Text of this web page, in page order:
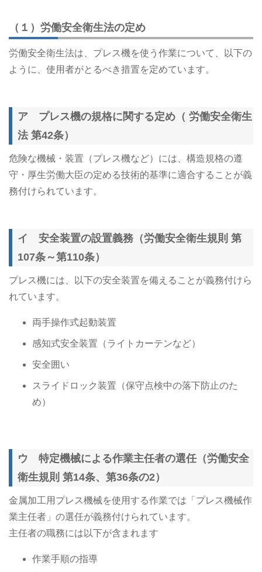
（１）労働安全衛生法の定め
労働安全衛生法は、プレス機を使う作業について、以下の
ように、使用者がとるべき措置を定めています。
ア プレス機の規格に関する定め（ 労働安全衛生
法 第42条）
危険な機械・装置（プレス機など）には、構造規格の遵
守・厚生労働大臣の定める技術的基準に適合することが義
務付けられています。
イ 安全装置の設置義務（労働安全衛生規則 第
107条～第110条）
プレス機には、以下の安全装置を備えることが義務付けら
れています。
両手操作式起動装置
感知式安全装置（ライトカーテンなど）
安全囲い
スライドロック装置（保守点検中の落下防止のた
め）
ウ 特定機械による作業主任者の選任（労働安全
衛生規則 第14条、第36条の2）
金属加工用プレス機械を使用する作業では「プレス機械作
業主任者」の選任が義務付けられています。
主任者の職務には以下が含まれます
作業手順の指導